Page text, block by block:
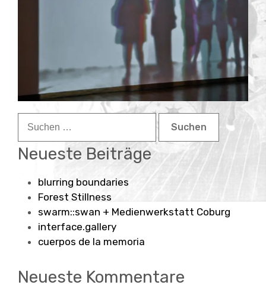
Child-
Menü
Neueste Beiträge
blurring boundaries
Forest Stillness
swarm::swan + Medienwerkstatt Coburg
interface.gallery
cuerpos de la memoria
Neueste Kommentare